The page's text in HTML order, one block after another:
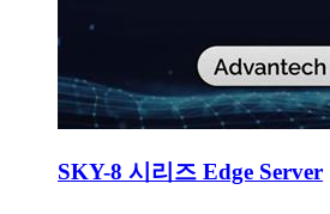
SKY-8 시리즈 Edge Server